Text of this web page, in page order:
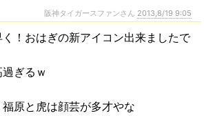
阪神タイガースファンさん 2013,8/19 9:05
！おはぎの新アイコン出来ましたで
ぎるｗ
原と虎は顔芸が多才やな